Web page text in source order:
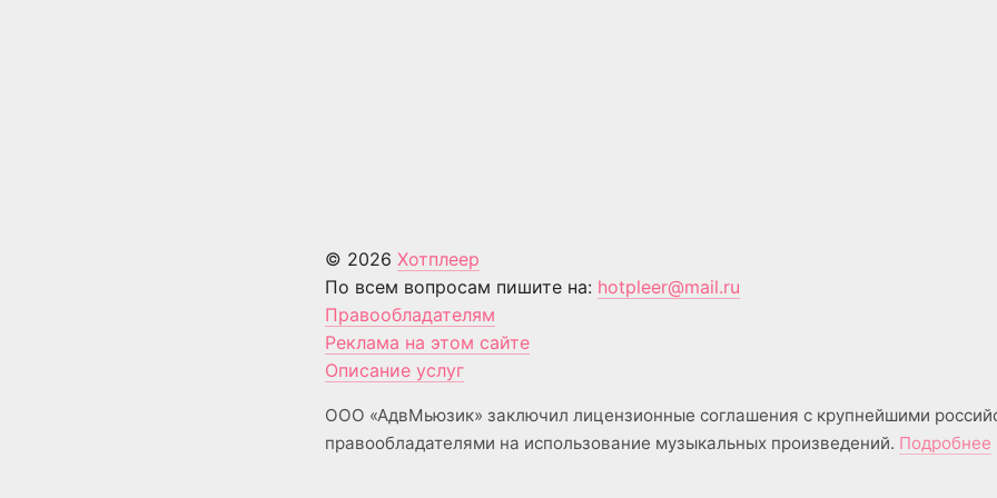
© 2026 Хотплеер
По всем вопросам пишите на: hotpleer@mail.ru
Правообладателям
Реклама на этом сайте
Описание услуг
ООО «АдвМьюзик» заключил лицензионные соглашения с крупнейшими
правообладателями на использование музыкальных произведений. Подробнее